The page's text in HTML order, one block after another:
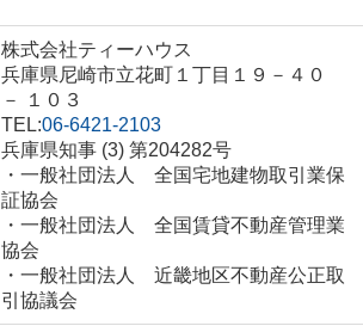
株式会社ティーハウス
兵庫県尼崎市立花町１丁目１９－４０
－ １０３
TEL:06-6421-2103
兵庫県知事 (3) 第204282号
・一般社団法人 全国宅地建物取引業保
証協会
・一般社団法人 全国賃貸不動産管理業
協会
・一般社団法人 近畿地区不動産公正取
引協議会